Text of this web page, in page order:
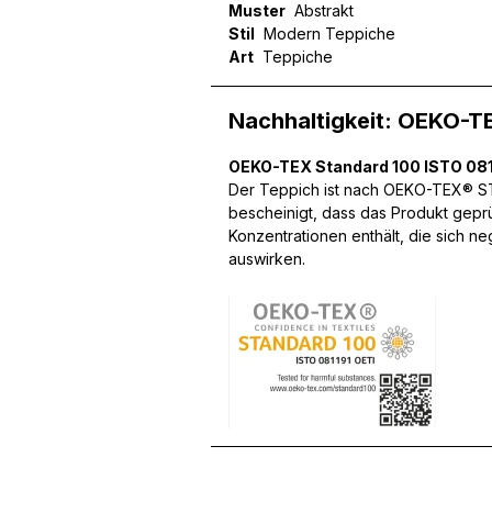
Muster Abstrakt
Stil Modern Teppiche
Art Teppiche
Nachhaltigkeit: OEKO-
OEKO-TEX Standard 100 ISTO
Der Teppich ist nach OEKO-TEX®
bescheinigt, dass das Produkt
Konzentrationen enthält, die sich
auswirken.
Wir verwenden Cookies,
können und um unseren
Website an unsere
mit weiteren Daten
Dienste gesammelt haben.
Notwendige Cookies sind
Beispiel das Bereitstellen
speichern keine
Präferenzen